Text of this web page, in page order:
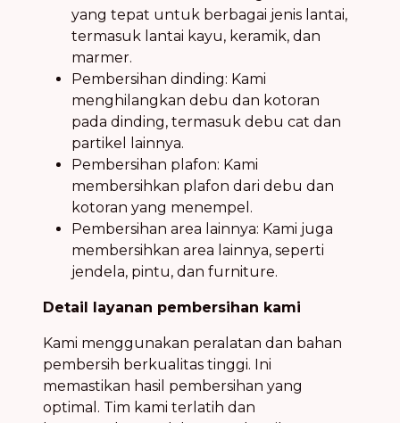
yang tepat untuk berbagai jenis lantai,
termasuk lantai kayu, keramik, dan
marmer.
Pembersihan dinding: Kami
menghilangkan debu dan kotoran
pada dinding, termasuk debu cat dan
partikel lainnya.
Pembersihan plafon: Kami
membersihkan plafon dari debu dan
kotoran yang menempel.
Pembersihan area lainnya: Kami juga
membersihkan area lainnya, seperti
jendela, pintu, dan furniture.
Detail layanan pembersihan kami
Kami menggunakan peralatan dan bahan
pembersih berkualitas tinggi. Ini
memastikan hasil pembersihan yang
optimal. Tim kami terlatih dan